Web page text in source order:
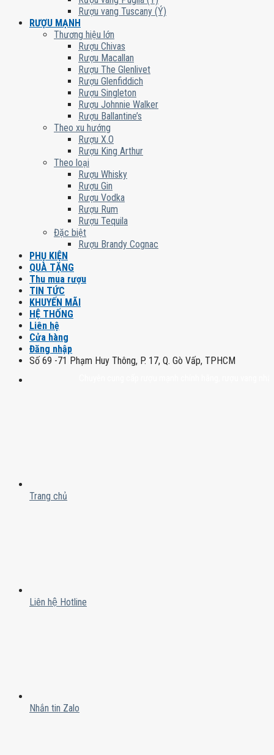
Rượu vang Tuscany (Ý)
RƯỢU MẠNH
Thương hiệu lớn
Rượu Chivas
Rượu Macallan
Rượu The Glenlivet
Rượu Glenfiddich
Rượu Singleton
Rượu Johnnie Walker
Rượu Ballantine’s
Theo xu hướng
Rượu X.O
Rượu King Arthur
Theo loại
Rượu Whisky
Rượu Gin
Rượu Vodka
Rượu Rum
Rượu Tequila
Đặc biệt
Rượu Brandy Cognac
PHỤ KIỆN
QUÀ TẶNG
Thu mua rượu
TIN TỨC
KHUYẾN MÃI
HỆ THỐNG
Liên hệ
Cửa hàng
Đăng nhập
Số 69 -71 Phạm Huy Thông, P. 17, Q. Gò Vấp, TPHCM
Trang chủ
Liên hệ Hotline
Nhắn tin Zalo